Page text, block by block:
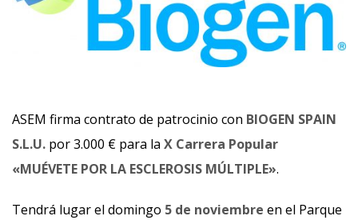
ASEM firma contrato de patrocinio con BIOGEN SPAIN
S.L.U. por 3.000 € para la X Carrera Popular
«MUÉVETE POR LA ESCLEROSIS MÚLTIPLE».
Tendrá lugar el domingo 5 de noviembre en el Parque